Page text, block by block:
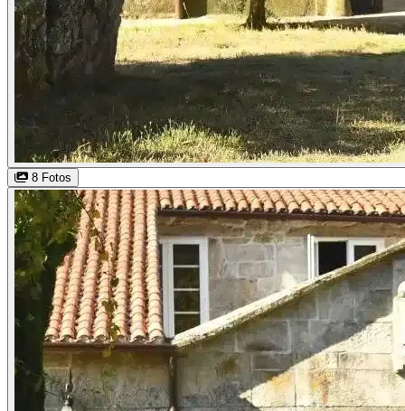
8 Fotos